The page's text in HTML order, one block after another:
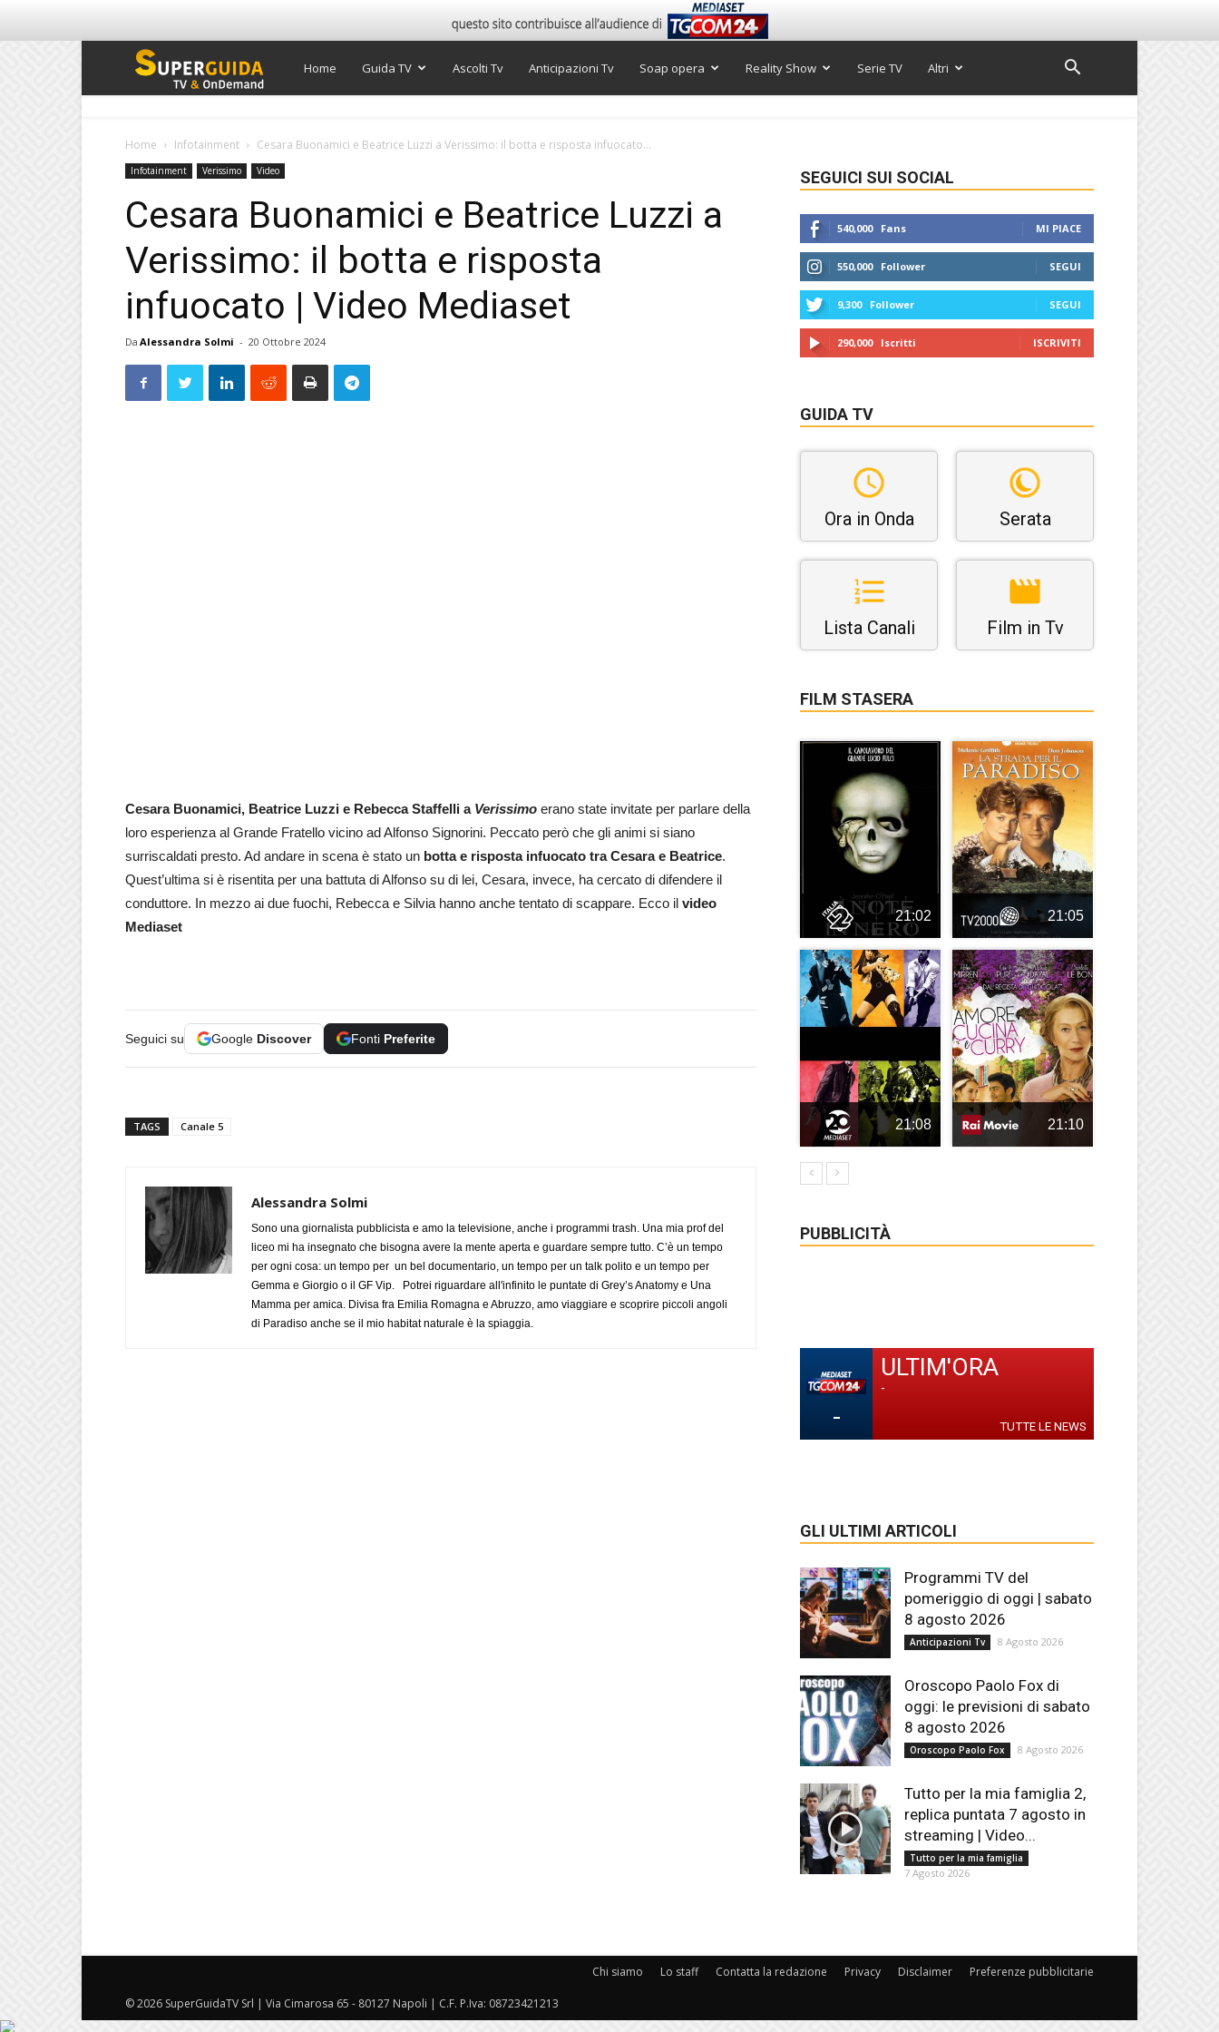
Super
Home Guida TV Ascolti Tv Anticipazioni Tv Soap opera Reality Show Serie TV Altri
Home Infotainment Cesara Buonamici e Beatrice Luzzi a Verissimo: il botta e risposta infuocato...
Infotainment Verissimo Video
Cesara Buonamici e Beatrice Luzzi a
Verissimo: il botta e risposta
infuocato | Video Mediaset
Da Alessandra Solmi - 20 Ottobre 2024
Cesara Buonamici, Beatrice Luzzi e Rebecca Staffelli a Verissimo erano state invitate per parlare della
loro esperienza al Grande Fratello vicino ad Alfonso Signorini. Peccato però che gli animi si siano
surriscaldati presto. Ad andare in scena è stato un botta e risposta infuocato tra Cesara e Beatrice.
Quest’ultima si è risentita per una battuta di Alfonso su di lei, Cesara, invece, ha cercato di difendere il
conduttore. In mezzo ai due fuochi, Rebecca e Silvia hanno anche tentato di scappare. Ecco il video
Mediaset
Seguici su Google Discover Fonti Preferite
TAGS Canale 5
Alessandra Solmi
Sono una giornalista pubblicista e amo la televisione, anche i programmi trash. Una mia prof del
liceo mi ha insegnato che bisogna avere la mente aperta e guardare sempre tutto. C’è un tempo
per ogni cosa: un tempo per un bel documentario, un tempo per un talk polito e un tempo per
Gemma e Giorgio o il GF Vip. Potrei riguardare all'infinito le puntate di Grey’s Anatomy e Una
Mamma per amica. Divisa fra Emilia Romagna e Abruzzo, amo viaggiare e scoprire piccoli angoli
di Paradiso anche se il mio habitat naturale è la spiaggia.
SEGUICI SUI SOCIAL
540,000 Fans MI PIACE
550,000 Follower SEGUI
9,300 Follower SEGUI
290,000 Iscritti ISCRIVITI
GUIDA TV
Ora in Onda Serata
Lista Canali Film in Tv
FILM STASERA
21:02 21:05
21:08 21:10
PUBBLICITÀ
-
ULTIM'ORA
-
TUTTE LE NEWS
GLI ULTIMI ARTICOLI
Programmi TV del
pomeriggio di oggi | sabato
8 agosto 2026
Anticipazioni Tv 8 Agosto 2026
Oroscopo Paolo Fox di
oggi: le previsioni di sabato
8 agosto 2026
Oroscopo Paolo Fox 8 Agosto 2026
Tutto per la mia famiglia 2,
replica puntata 7 agosto in
streaming | Video...
Tutto per la mia famiglia
7 Agosto 2026
Chi siamo Lo staff Contatta la redazione Privacy Disclaimer Preferenze pubblicitarie
© 2026 SuperGuidaTV Srl | Via Cimarosa 65 - 80127 Napoli | C.F. P.Iva: 08723421213